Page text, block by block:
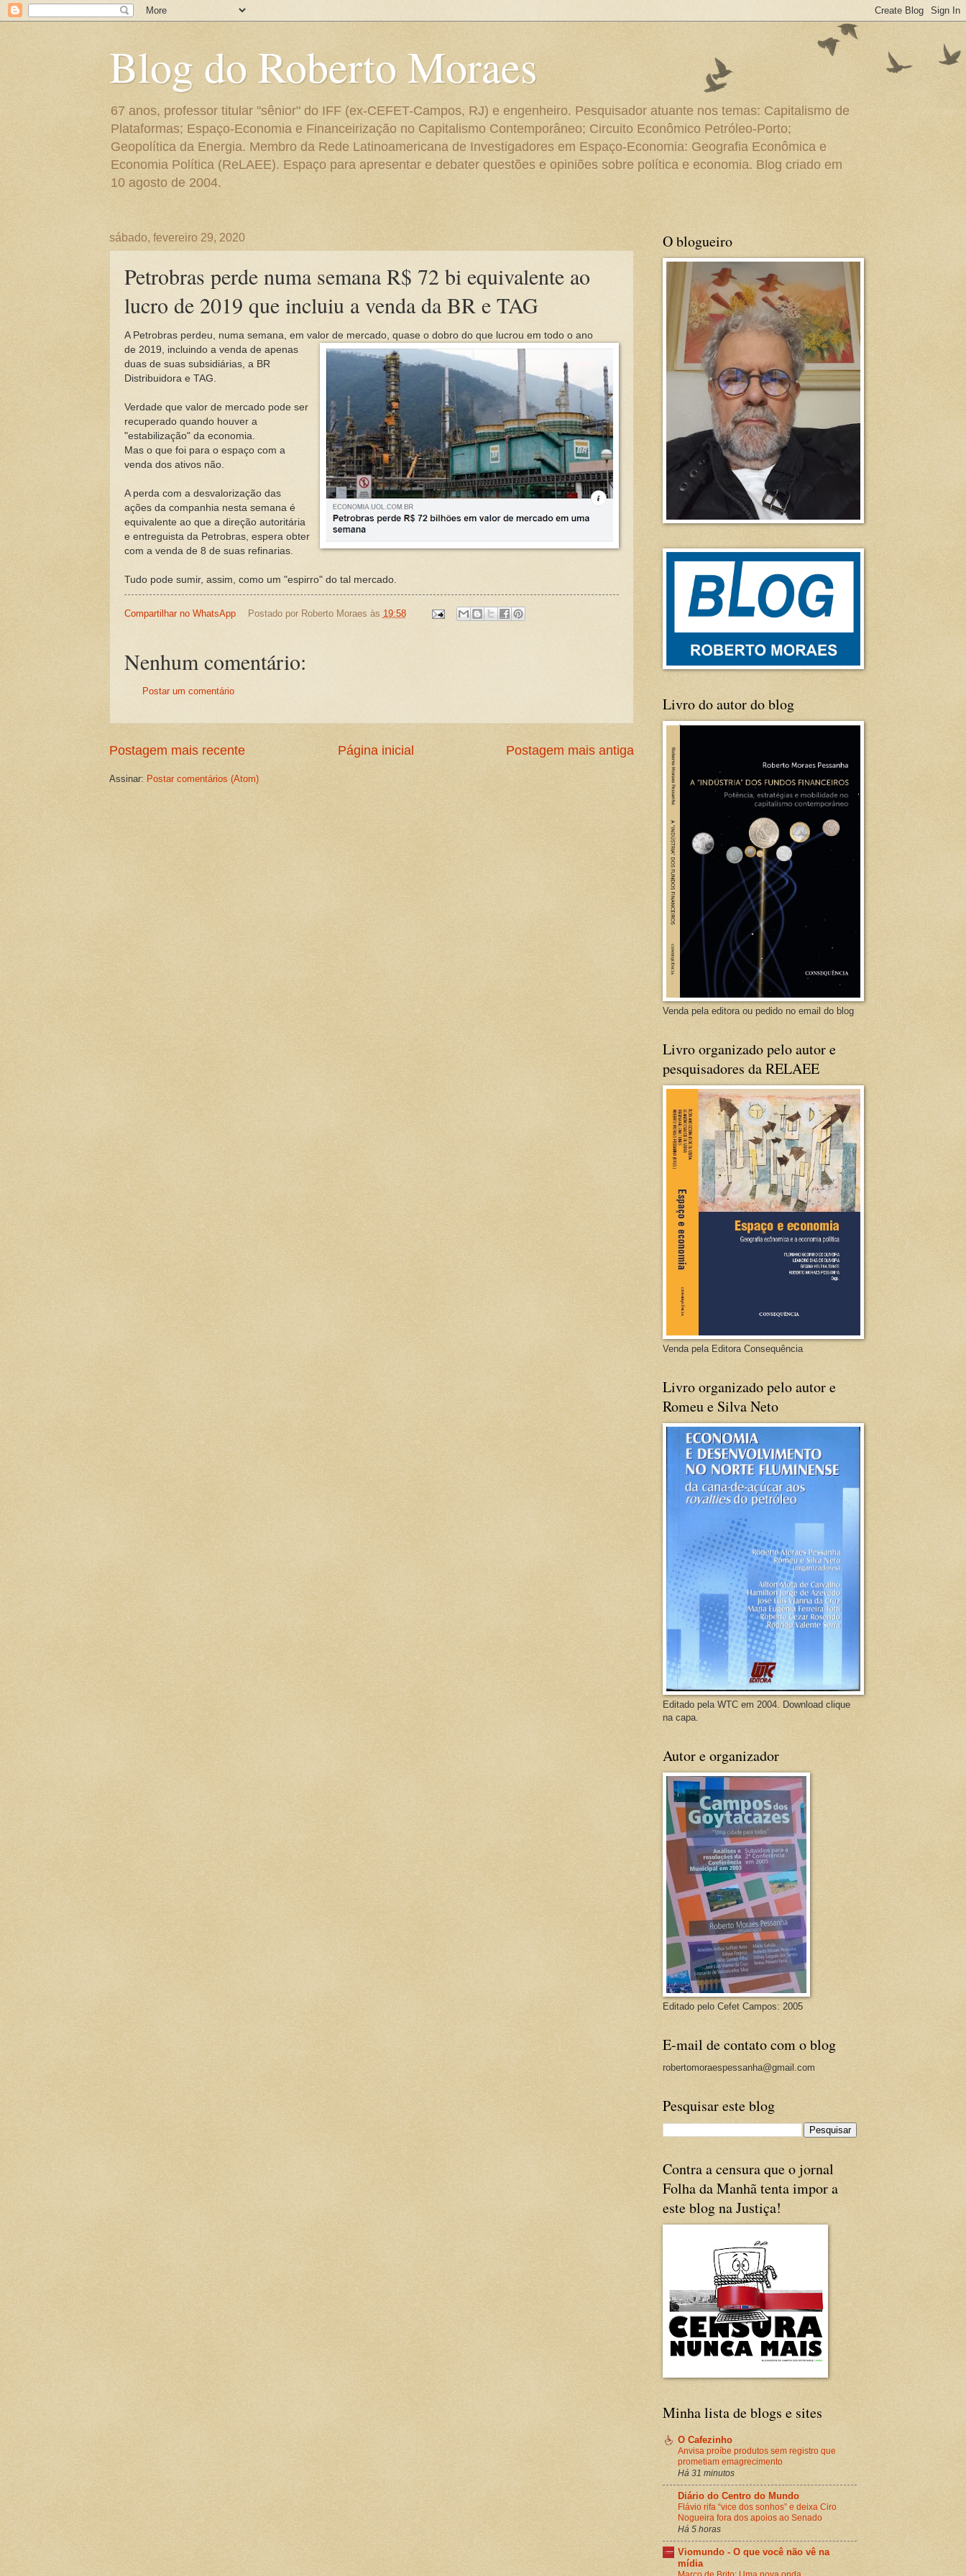
Blog do Roberto Moraes
67 anos, professor titular "sênior" do IFF (ex-CEFET-Campos, RJ) e engenheiro. Pesquisador atuante nos temas: Capitalismo de
Plataformas; Espaço-Economia e Financeirização no Capitalismo Contemporâneo; Circuito Econômico Petróleo-Porto;
Geopolítica da Energia. Membro da Rede Latinoamericana de Investigadores em Espaço-Economia: Geografia Econômica e
Economia Política (ReLAEE). Espaço para apresentar e debater questões e opiniões sobre política e economia. Blog criado em
10 agosto de 2004.
sábado, fevereiro 29, 2020
Petrobras perde numa semana R$ 72 bi equivalente ao
lucro de 2019 que incluiu a venda da BR e TAG
A Petrobras perdeu, numa semana, em valor de mercado, quase o dobro do que lucrou em todo o ano
de 2019, incluindo a venda de apenas
duas de suas subsidiárias, a BR
Distribuidora e TAG.
Verdade que valor de mercado pode ser
recuperado quando houver a
"estabilização" da economia.
Mas o que foi para o espaço com a
venda dos ativos não.
A perda com a desvalorização das
ações da companhia nesta semana é
equivalente ao que a direção autoritária
e entreguista da Petrobras, espera obter
com a venda de 8 de suas refinarias.
Tudo pode sumir, assim, como um "espirro" do tal mercado.
Compartilhar no WhatsApp Postado por Roberto Moraes às 19:58
Nenhum comentário:
Postar um comentário
Postagem mais recente Postagem mais antiga
Página inicial
Assinar: Postar comentários (Atom)
O blogueiro
Livro do autor do blog
Venda pela editora ou pedido no email do blog
Livro organizado pelo autor e
pesquisadores da RELAEE
Venda pela Editora Consequência
Livro organizado pelo autor e
Romeu e Silva Neto
Editado pela WTC em 2004. Download clique
na capa.
Autor e organizador
Editado pelo Cefet Campos: 2005
E-mail de contato com o blog
robertomoraespessanha@gmail.com
Pesquisar este blog
Contra a censura que o jornal
Folha da Manhã tenta impor a
este blog na Justiça!
Minha lista de blogs e sites
O Cafezinho
Anvisa proíbe produtos sem registro que
prometiam emagrecimento
Há 31 minutos
Diário do Centro do Mundo
Flávio rifa “vice dos sonhos” e deixa Ciro
Nogueira fora dos apoios ao Senado
Há 5 horas
Viomundo - O que você não vê na
mídia